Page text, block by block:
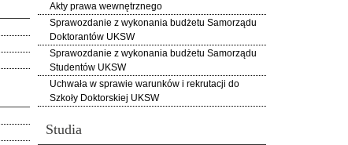
Akty prawa wewnętrznego
Sprawozdanie z wykonania budżetu Samorządu
Doktorantów UKSW
Sprawozdanie z wykonania budżetu Samorządu
Studentów UKSW
Uchwała w sprawie warunków i rekrutacji do
Szkoły Doktorskiej UKSW
Studia